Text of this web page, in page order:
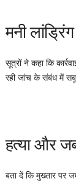
मनी
सूत्रों ने कहा कि
रही जांच के संबंध में
हत्या और
बता दें कि मुख्तार पर